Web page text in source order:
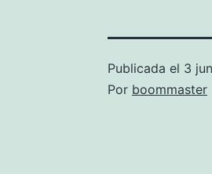
Publicada el 3
Por boommaster